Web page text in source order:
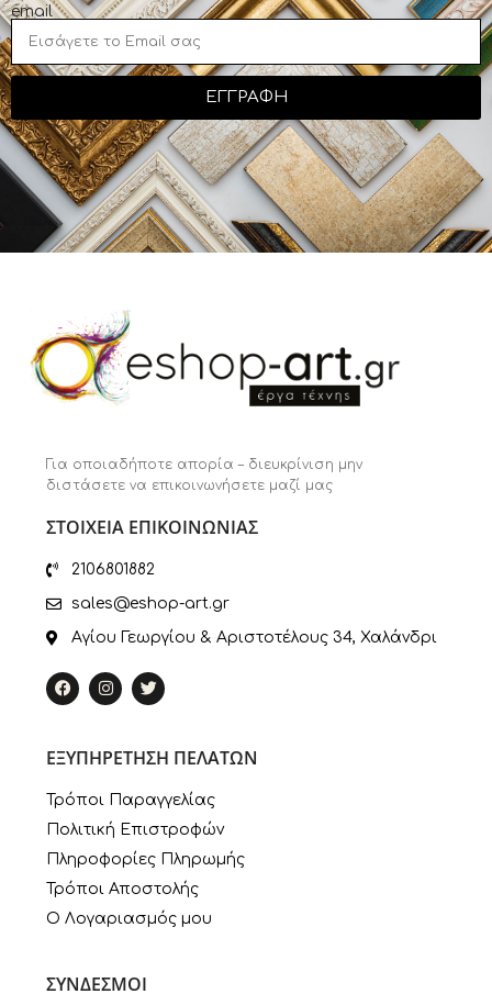
email
ΕΓΓΡΑΦΗ
Για οποιαδήποτε απορία – διευκρίνιση μην
διστάσετε να επικοινωνήσετε μαζί μας
ΣΤΟΙΧΕΙΑ ΕΠΙΚΟΙΝΩΝΙΑΣ
2106801882
sales@eshop-art.gr
Αγίου Γεωργίου & Αριστοτέλους 34, Χαλάνδρι
ΕΞΥΠΗΡΕΤΗΣΗ ΠΕΛΑΤΩΝ
Τρόποι Παραγγελίας
Πολιτική Επιστροφών
Πληροφορίες Πληρωμής
Τρόποι Αποστολής
Ο Λογαριασμός μου
ΣΥΝΔΕΣΜΟΙ